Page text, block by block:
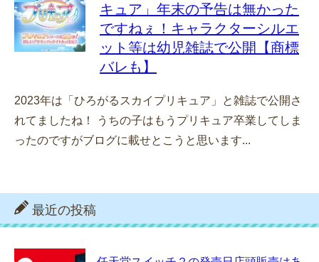
キュア」年末の予告は無かった
ですねぇ！キャラクターシルエ
ット等は幼児雑誌で公開【商標
バレも】
2023年は「ひろがるスカイプリキュア」と雑誌で公開さ
れてましたね！ うちの子はもうプリキュア卒業してしま
ったのですがブログに載せとこうと思います...
最近の投稿